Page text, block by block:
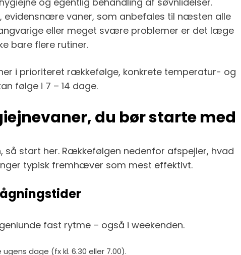
evidensnære vaner, som anbefales til næsten alle
eller meget svære problemer er det læge
bare flere rutiner.
i prioriteret rækkefølge, konkrete temperatur- og
følge i 7 – 14 dage.
du bør starte med
start her. Rækkefølgen nedenfor afspejler, hvad
typisk fremhæver som mest effektivt.
fast rytme – også i weekenden.
ugens dage (fx kl. 6.30 eller 7.00).